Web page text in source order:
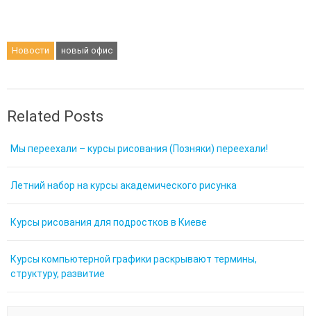
Новости новый офис
Related Posts
Мы переехали – курсы рисования (Позняки) переехали!
Летний набор на курсы академического рисунка
Курсы рисования для подростков в Киеве
Курсы компьютерной графики раскрывают термины,
структуру, развитие